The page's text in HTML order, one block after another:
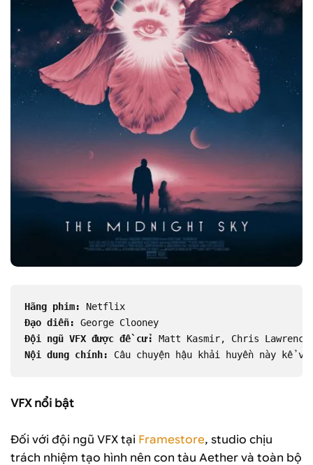
Hãng phim:
Netflix
Đạo diễn:
George Clooney
Đội ngũ VFX được đề cử:
Matt Kasmir, Chris
Nội dung chính:
Câu chuyện hậu khải huyền này kể
VFX nổi bật
Đối với đội ngũ VFX tại Framestore, studio chịu
trách nhiệm tạo hình nên con tàu Aether và toàn bộ